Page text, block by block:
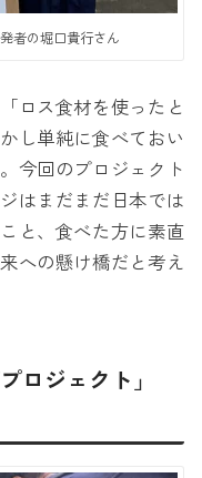
者の堀口貴行さん
ロス食材を使ったと
し単純に食べておい
今回のプロジェクト
はまだまだ日本では
と、食べた方に素直
への懸け橋だと考え
ロジェクト」